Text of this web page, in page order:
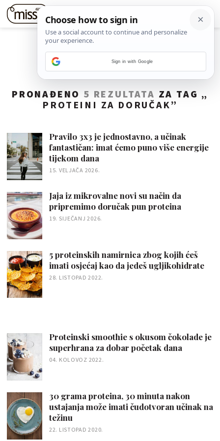
PRONAĐENO 5 REZULTATA ZA TAG „
PROTEINI ZA DORUČAK”
Pravilo 3x3 je jednostavno, a učinak
fantastičan: imat ćemo puno više energije
tijekom dana
15. VELJAČA 2026.
Jaja iz mikrovalne novi su način da
pripremimo doručak pun proteina
19. SIJEČANJ 2026.
5 proteinskih namirnica zbog kojih ćeš
imati osjećaj kao da jedeš ugljikohidrate
28. LISTOPAD 2022.
Proteinski smoothie s okusom čokolade je
superhrana za dobar početak dana
04. KOLOVOZ 2022.
30 grama proteina, 30 minuta nakon
ustajanja može imati čudotvoran učinak na
težinu
22. LISTOPAD 2020.
Sign in with Google